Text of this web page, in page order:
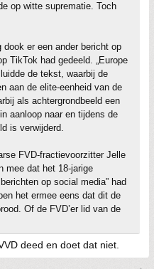
op witte suprematie. Toch
dook er een ander bericht op
TikTok had gedeeld. „Europe
de tekst, waarbij de
aan de elite-eenheid van de
als achtergrondbeeld een
aanloop naar en tijdens de
is verwijderd.
FVD-fractievoorzitter Jelle
mee dat het 18-jarige
op social media” had
het ermee eens dat dit de
Of de FVD’er lid van de
deed en doet dat niet.